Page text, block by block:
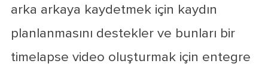
arka arkaya kaydetmek için kaydın
planlanmasını destekler ve bunları bir
timelapse video oluşturmak için entegre